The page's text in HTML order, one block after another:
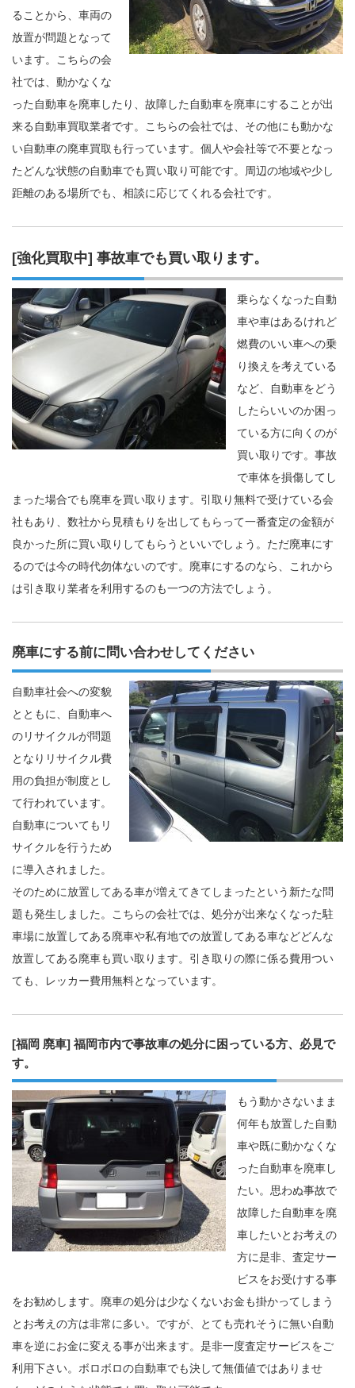
ることから、車両の
放置が問題となって
います。こちらの会
社では、動かなくな
った自動車を廃車したり、故障した自動車を廃車にすることが出
来る自動車買取業者です。こちらの会社では、その他にも動かな
い自動車の廃車買取も行っています。個人や会社等で不要となっ
たどんな状態の自動車でも買い取り可能です。周辺の地域や少し
距離のある場所でも、相談に応じてくれる会社です。
[強化買取中] 事故車でも買い取ります。
乗らなくなった自動
車や車はあるけれど
燃費のいい車への乗
り換えを考えている
など、自動車をどう
したらいいのか困っ
ている方に向くのが
買い取りです。事故
で車体を損傷してし
まった場合でも廃車を買い取ります。引取り無料で受けている会
社もあり、数社から見積もりを出してもらって一番査定の金額が
良かった所に買い取りしてもらうといいでしょう。ただ廃車にす
るのでは今の時代勿体ないのです。廃車にするのなら、これから
は引き取り業者を利用するのも一つの方法でしょう。
廃車にする前に問い合わせしてください
自動車社会への変貌
とともに、自動車へ
のリサイクルが問題
となりリサイクル費
用の負担が制度とし
て行われています。
自動車についてもリ
サイクルを行うため
に導入されました。
そのために放置してある車が増えてきてしまったという新たな問
題も発生しました。こちらの会社では、処分が出来なくなった駐
車場に放置してある廃車や私有地での放置してある車などどんな
放置してある廃車も買い取ります。引き取りの際に係る費用つい
ても、レッカー費用無料となっています。
[福岡 廃車] 福岡市内で事故車の処分に困っている方、必見で
す。
もう動かさないまま
何年も放置した自動
車や既に動かなくな
った自動車を廃車し
たい。思わぬ事故で
故障した自動車を廃
車したいとお考えの
方に是非、査定サー
ビスをお受けする事
をお勧めします。廃車の処分は少なくないお金も掛かってしまう
とお考えの方は非常に多い。ですが、とても売れそうに無い自動
車を逆にお金に変える事が出来ます。是非一度査定サービスをご
利用下さい。ボロボロの自動車でも決して無価値ではありませ